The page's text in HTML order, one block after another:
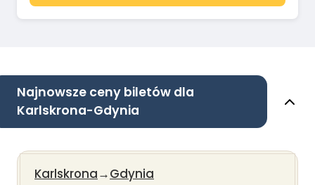
Najnowsze ceny biletów dla
Karlskrona-Gdynia
Karlskrona→Gdynia